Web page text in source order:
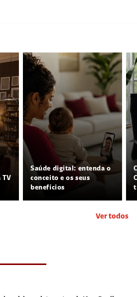
TV
Saúde digital: entenda o
conceito e os seus
benefícios
Ver todos